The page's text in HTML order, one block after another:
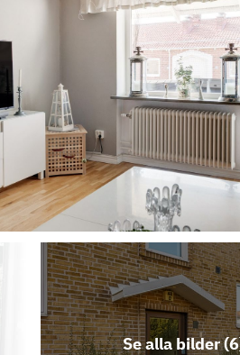
Se alla bilder (6